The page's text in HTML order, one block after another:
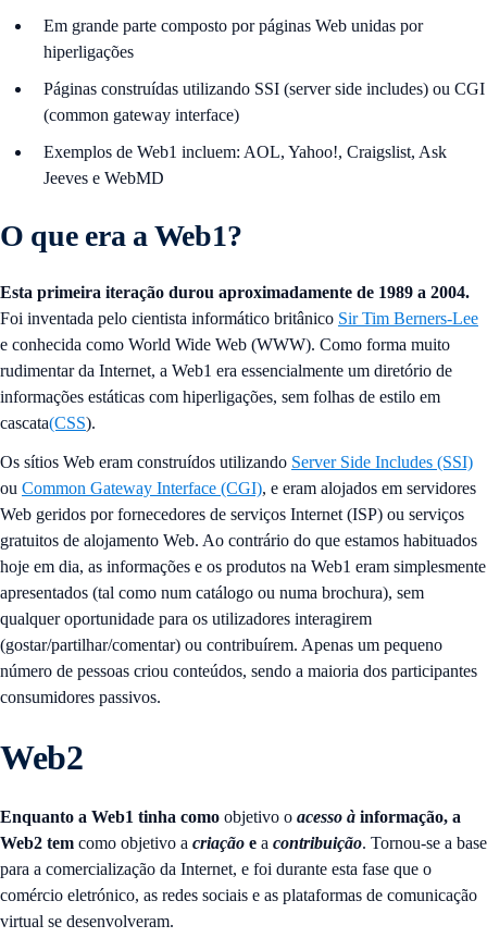
Em grande parte composto por páginas Web unidas por
hiperligações
Páginas construídas utilizando SSI (server side includes) ou CGI
(common gateway interface)
Exemplos de Web1 incluem: AOL, Yahoo!, Craigslist, Ask
Jeeves e WebMD
O que era a Web1?
Esta primeira iteração durou aproximadamente de 1989 a 2004.
Foi inventada pelo cientista informático britânico Sir Tim Berners-Lee
e conhecida como World Wide Web (WWW). Como forma muito
rudimentar da Internet, a Web1 era essencialmente um diretório de
informações estáticas com hiperligações, sem folhas de estilo em
cascata(CSS).
Os sítios Web eram construídos utilizando Server Side Includes (SSI)
ou Common Gateway Interface (CGI), e eram alojados em servidores
Web geridos por fornecedores de serviços Internet (ISP) ou serviços
gratuitos de alojamento Web. Ao contrário do que estamos habituados
hoje em dia, as informações e os produtos na Web1 eram simplesmente
apresentados (tal como num catálogo ou numa brochura), sem
qualquer oportunidade para os utilizadores interagirem
(gostar/partilhar/comentar) ou contribuírem. Apenas um pequeno
número de pessoas criou conteúdos, sendo a maioria dos participantes
consumidores passivos.
Web2
Enquanto a Web1 tinha como objetivo o acesso à informação, a
Web2 tem como objetivo a criação e a contribuição. Tornou-se a base
para a comercialização da Internet, e foi durante esta fase que o
comércio eletrónico, as redes sociais e as plataformas de comunicação
virtual se desenvolveram.